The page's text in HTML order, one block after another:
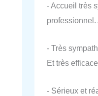
- Accueil très
- Très
Et très
- Sérieux et